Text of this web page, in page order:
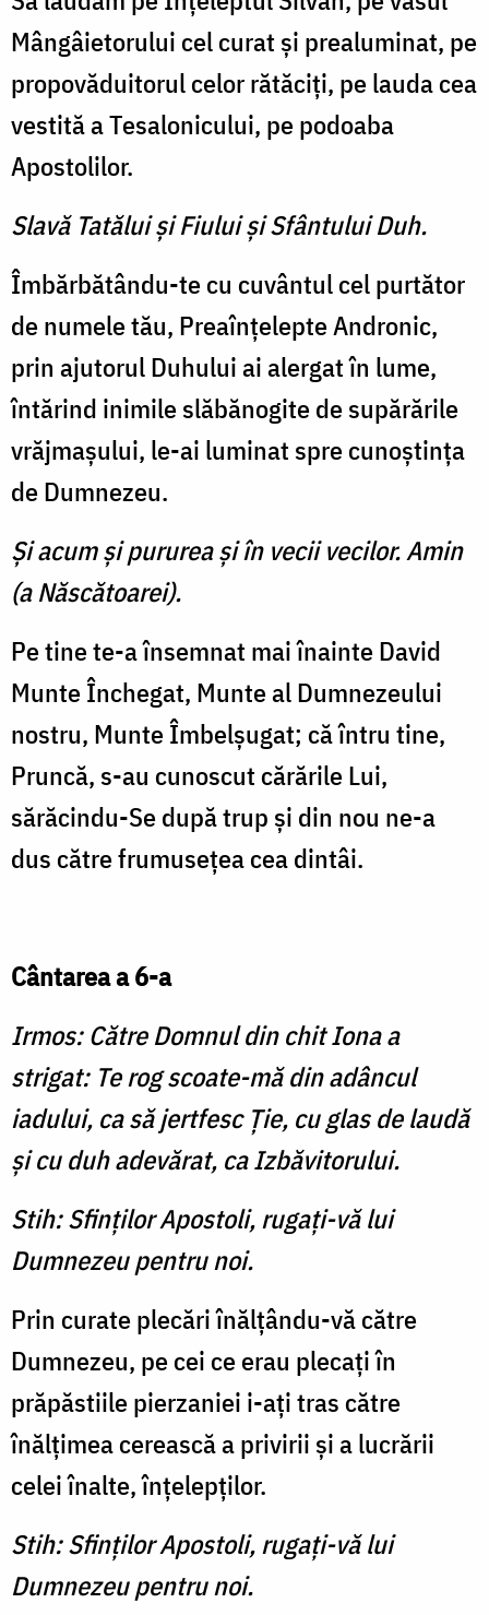
Mângâietorului cel curat şi prealuminat, pe
propovăduitorul celor rătăciţi, pe lauda cea
vestită a Tesalonicului, pe podoaba
Apostolilor.
Slavă Tatălui şi Fiului şi Sfântului Duh.
Îmbărbătându-te cu cuvântul cel purtător
de numele tău, Preaînţelepte Andronic,
prin ajutorul Duhului ai alergat în lume,
întărind inimile slăbănogite de supărările
vrăjmaşului, le-ai luminat spre cunoştinţa
de Dumnezeu.
Şi acum şi pururea şi în vecii vecilor. Amin
(a Născătoarei).
Pe tine te-a însemnat mai înainte David
Munte Închegat, Munte al Dumnezeului
nostru, Munte Îmbelşugat; că întru tine,
Pruncă, s-au cunoscut cărările Lui,
sărăcindu-Se după trup şi din nou ne-a
dus către frumuseţea cea dintâi.
Cântarea a 6-a
Irmos: Către Domnul din chit Iona a
strigat: Te rog scoate-mă din adâncul
iadului, ca să jertfesc Ţie, cu glas de laudă
şi cu duh adevărat, ca Izbăvitorului.
Stih: Sfinţilor Apostoli, rugaţi-vă lui
Dumnezeu pentru noi.
Prin curate plecări înălţându-vă către
Dumnezeu, pe cei ce erau plecaţi în
prăpăstiile pierzaniei i-aţi tras către
înălţimea cerească a privirii şi a lucrării
celei înalte, înţelepţilor.
Stih: Sfinţilor Apostoli, rugaţi-vă lui
Dumnezeu pentru noi.